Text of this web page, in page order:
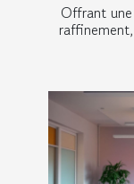
Offrant